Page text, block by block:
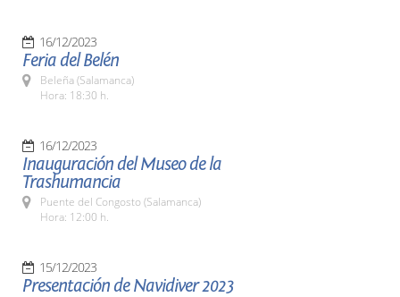
16/12/2023
Feria del Belén
Beleña (Salamanca)
Hora: 18:30 h.
16/12/2023
Inauguración del Museo de la
Trashumancia
Puente del Congosto (Salamanca)
Hora: 12:00 h.
15/12/2023
Presentación de Navidiver 2023